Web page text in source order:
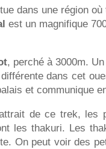
dans une région
est un magnifique
, perché à 3000m.
dans cet
et communique
de ce trek, les
les thakuri. Les
On peut voir des